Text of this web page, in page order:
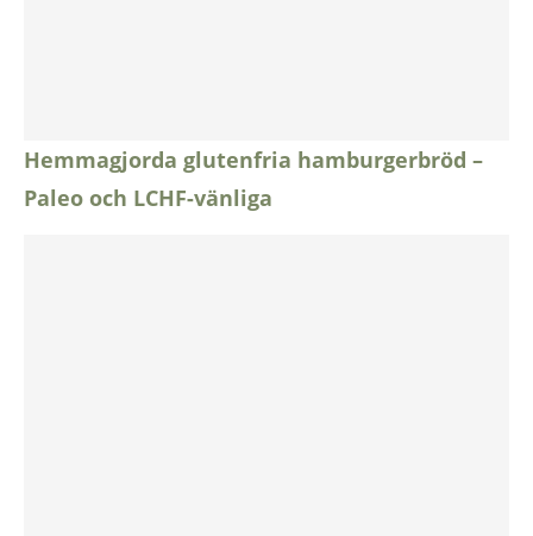
Hemmagjorda glutenfria hamburgerbröd –
Paleo och LCHF-vänliga